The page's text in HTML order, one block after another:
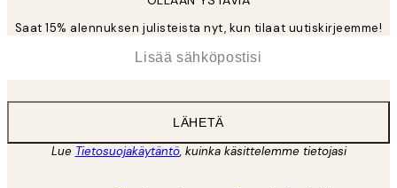
Saat 15% alennuksen julisteista nyt, kun tilaat uutiskirjeemme!
LÄHETÄ
Lue Tietosuojakäytäntö, kuinka käsittelemme tietojasi